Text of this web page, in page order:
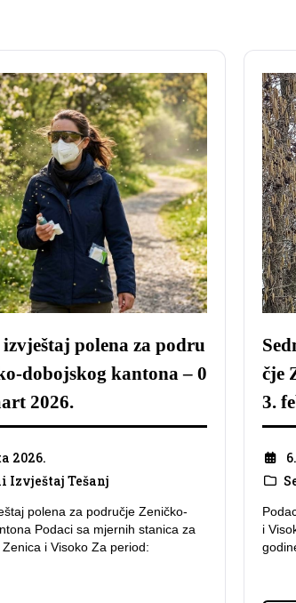
polena za podru
dobojskog kantona – 0
2026.
2026.
Izvještaj Tešanj
polena za područje Zeničko-
Podaci sa mjernih stanica za
i Visoko Za period:
čje
3.
i